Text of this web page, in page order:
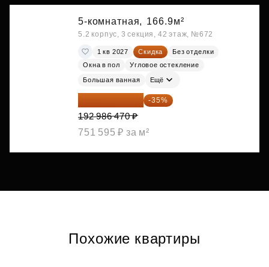
5-комнатная, 166.9м²
5.2 корпус, 3 секция, 42 этаж, №672
1 кв 2027 Скидка
Без отделки
Окна в пол
Угловое остекление
Большая ванная Ещё
125 441 206 ₽ -35%
192 986 470 ₽
751 595 ₽ за м²
Похожие квартиры